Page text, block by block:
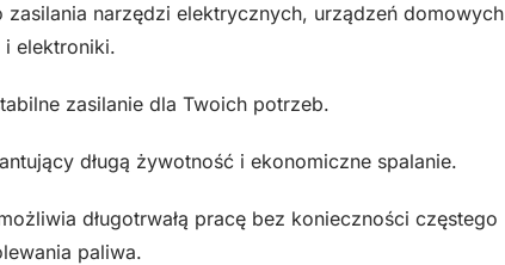
zasilania narzędzi elektrycznych, urządzeń domowych
i elektroniki.
zasilanie dla Twoich potrzeb.
długą żywotność i ekonomiczne spalanie.
długotrwałą pracę bez konieczności częstego
paliwa.